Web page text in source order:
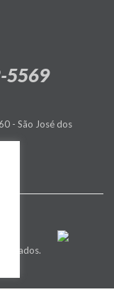
5569
- São José dos